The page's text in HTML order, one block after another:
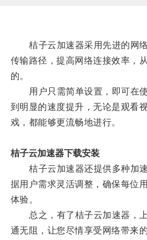
桔子云加速器采用先进的网络
传输路径，提高网络连接效率，
的。
用户只需简单设置，即可在使
到明显的速度提升，无论是观看
戏，都能够更流畅地进行。
桔子云加速器下载安装
桔子云加速器还提供多种加速
据用户需求灵活调整，确保每位
体验。
总之，有了桔子云加速器，上
通无阻，让您尽情享受网络带来